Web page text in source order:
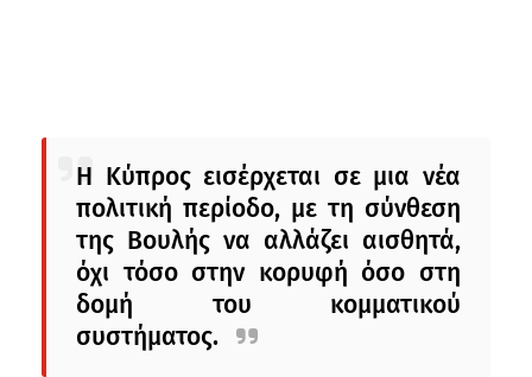
Η Κύπρος εισέρχεται σε μια νέα
πολιτική περίοδο, με τη σύνθεση
της Βουλής να αλλάζει αισθητά,
όχι τόσο στην κορυφή όσο στη
δομή του κομματικού
συστήματος.